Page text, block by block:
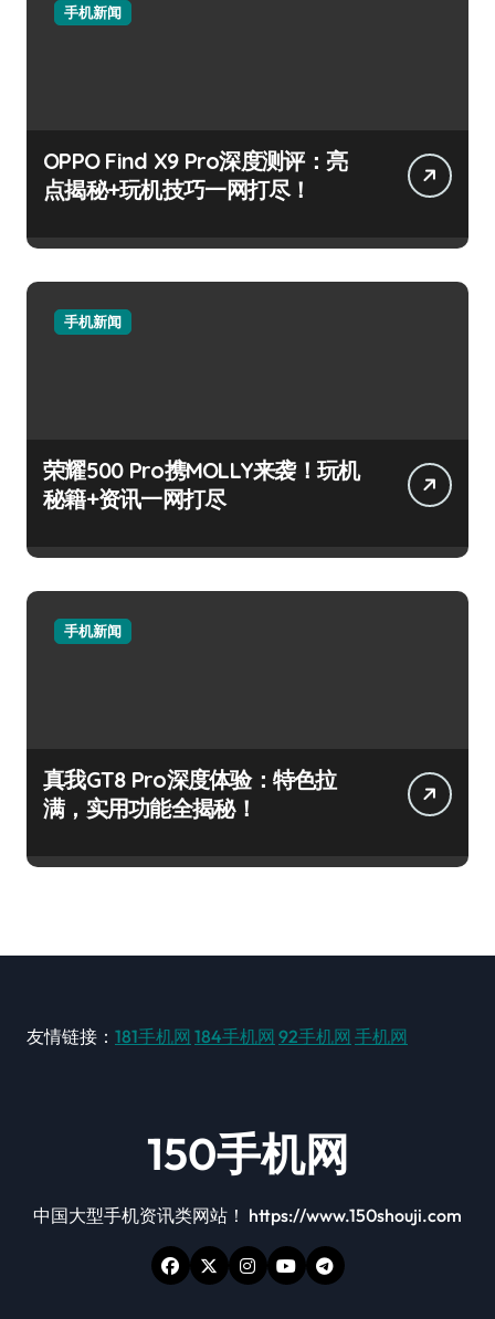
手机新闻
OPPO Find X9 Pro深度测评：亮
点揭秘+玩机技巧一网打尽！
手机新闻
荣耀500 Pro携MOLLY来袭！玩机
秘籍+资讯一网打尽
手机新闻
真我GT8 Pro深度体验：特色拉
满，实用功能全揭秘！
友情链接： 181手机网 184手机网 92手机网 手机网
150手机网
中国大型手机资讯类网站！ https://www.150shouji.com